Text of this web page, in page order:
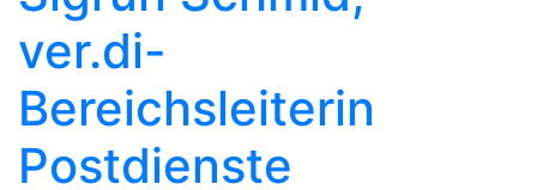
ver.di-
Bereichsleiterin
Postdienste